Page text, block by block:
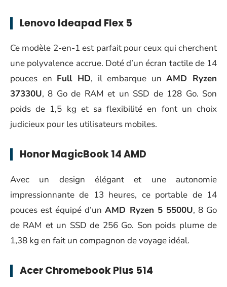
Lenovo Ideapad Flex 5
Ce modèle 2-en-1 est parfait pour ceux qui cherchent
une polyvalence accrue. Doté d’un écran tactile de 14
pouces en Full HD, il embarque unAMD Ryzen
37330U, 8 Go de RAM et un SSD de 128 Go. Son
poids de 1,5 kg et sa flexibilité en font un choix
judicieux pour les utilisateurs mobiles.
Honor MagicBook 14 AMD
Avec un design élégant et une autonomie
impressionnante de 13 heures, ce portable de 14
pouces est équipé d’unAMD Ryzen 5 5500U, 8 Go
de RAM et un SSD de 256 Go. Son poids plume de
1,38 kg en fait un compagnon de voyage idéal.
Acer Chromebook Plus 514